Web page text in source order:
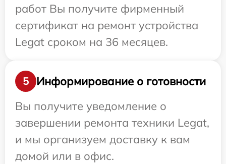
работ Вы получите фирменный
сертификат на ремонт устройства
Legat сроком на 36 месяцев.
5
Информирование о готовности
Вы получите уведомление о
завершении ремонта техники Legat,
и мы организуем доставку к вам
домой или в офис.